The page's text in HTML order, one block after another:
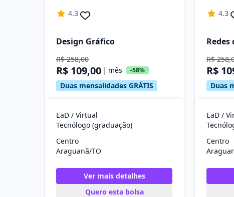
4.3
Design Gráfico
R$ 258,00
R$ 109,00 | mês -58%
Duas mensalidades GRÁTIS
EaD / Virtual
Tecnólogo (graduação)
Centro
Araguanã/TO
Ver mais detalhes
Quero esta bolsa
4.3
R$
R$
Duas
EaD /
Centro